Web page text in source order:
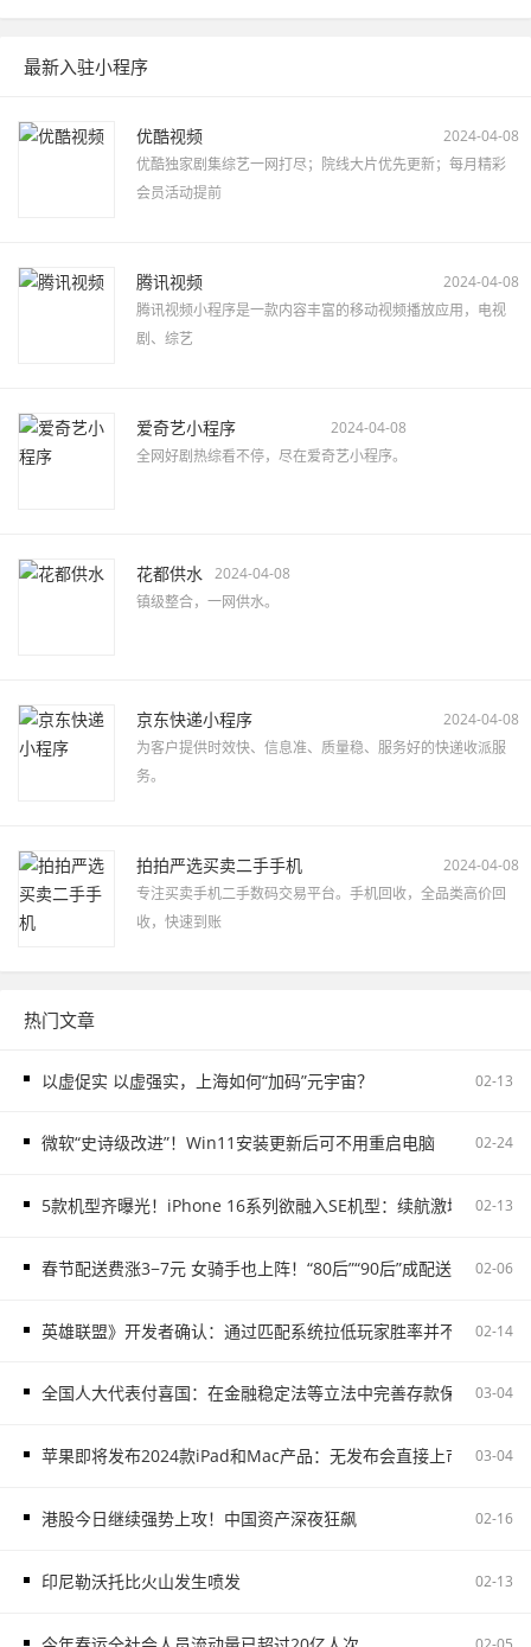
最新入驻小程序
优酷视频
2024-04-08
优酷独家剧集综艺一网打尽；院线大片优先更新；每月精彩
会员活动提前
腾讯视频
2024-04-08
腾讯视频小程序是一款内容丰富的移动视频播放应用，电视
剧、综艺
爱奇艺小程序
2024-04-08
全网好剧热综看不停，尽在爱奇艺小程序。
花都供水
2024-04-08
镇级整合，一网供水。
京东快递小程序
2024-04-08
为客户提供时效快、信息准、质量稳、服务好的快递收派服
务。
拍拍严选买卖二手手机
2024-04-08
专注买卖手机二手数码交易平台。手机回收，全品类高价回
收，快速到账
热门文章
以虚促实 以虚强实，上海如何“加码”元宇宙？ 02-13
微软“史诗级改进”！Win11安装更新后可不用重启电脑 02-24
5款机型齐曝光！iPhone 16系列欲融入SE机型：续航激增、8G内
02-13
春节配送费涨3−7元 女骑手也上阵！“80后”“90后”成配送主力02-06
英雄联盟》开发者确认：通过匹配系统拉低玩家胜率并不存在02-14
全国人大代表付喜国：在金融稳定法等立法中完善存款保险制度
03-04
苹果即将发布2024款iPad和Mac产品：无发布会直接上市 03-04
港股今日继续强势上攻！中国资产深夜狂飙 02-16
印尼勒沃托比火山发生喷发 02-13